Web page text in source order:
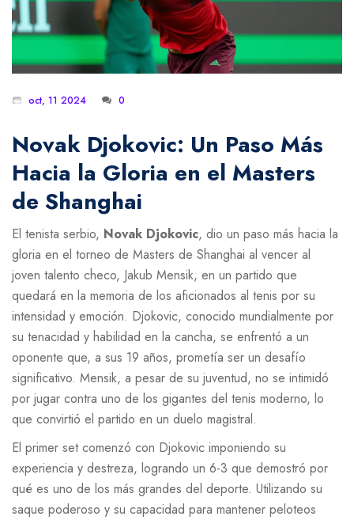
oct, 11 2024 0
Novak Djokovic: Un Paso Más
Hacia la Gloria en el Masters
de Shanghai
El tenista serbio, Novak Djokovic, dio un paso más hacia la
gloria en el torneo de Masters de Shanghai al vencer al
joven talento checo, Jakub Mensik, en un partido que
quedará en la memoria de los aficionados al tenis por su
intensidad y emoción. Djokovic, conocido mundialmente por
su tenacidad y habilidad en la cancha, se enfrentó a un
oponente que, a sus 19 años, prometía ser un desafío
significativo. Mensik, a pesar de su juventud, no se intimidó
por jugar contra uno de los gigantes del tenis moderno, lo
que convirtió el partido en un duelo magistral.
El primer set comenzó con Djokovic imponiendo su
experiencia y destreza, logrando un 6-3 que demostró por
qué es uno de los más grandes del deporte. Utilizando su
saque poderoso y su capacidad para mantener peloteos